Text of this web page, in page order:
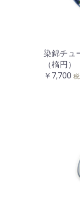
染錦チュ
（楕円）
￥7,700